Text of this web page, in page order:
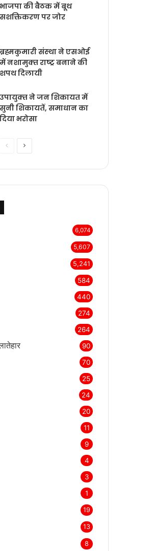
भाजपा की बैठक में बूथ
सशक्तिकरण पर जोर
ब्रह्मकुमारी संस्‍था ने एसओई
में नशामुक्‍त राष्‍ट्र बनाने की
शपथ दिलायी
उपायुक्‍त ने जन शिकायत में
सुनी शिकायतें, समाधान का
दिया भरोसा
PreviousNext
6,074
5,607
5,241
584
440
274
264
90
70
25
24
20
11
9
4
3
1
19
13
8